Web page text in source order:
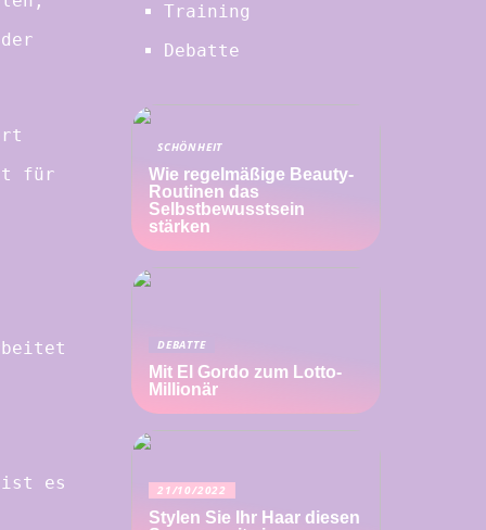
für
ist es
Training
Debatte
SCHÖNHEIT
Wie regelmäßige Beauty-
Routinen das
Selbstbewusstsein
stärken
DEBATTE
Mit El Gordo zum Lotto-
Millionär
21/10/2022
Stylen Sie Ihr Haar diesen